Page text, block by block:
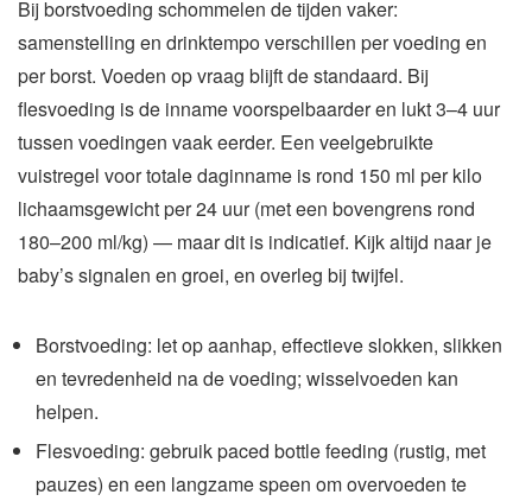
Bij borstvoeding schommelen de tijden vaker:
samenstelling en drinktempo verschillen per voeding en
per borst. Voeden op vraag blijft de standaard. Bij
flesvoeding is de inname voorspelbaarder en lukt 3–4 uur
tussen voedingen vaak eerder. Een veelgebruikte
vuistregel voor totale daginname is rond 150 ml per kilo
lichaamsgewicht per 24 uur (met een bovengrens rond
180–200 ml/kg) — maar dit is indicatief. Kijk altijd naar je
baby’s signalen en groei, en overleg bij twijfel.
Borstvoeding: let op aanhap, effectieve slokken, slikken
en tevredenheid na de voeding; wisselvoeden kan
helpen.
Flesvoeding: gebruik paced bottle feeding (rustig, met
pauzes) en een langzame speen om overvoeden te